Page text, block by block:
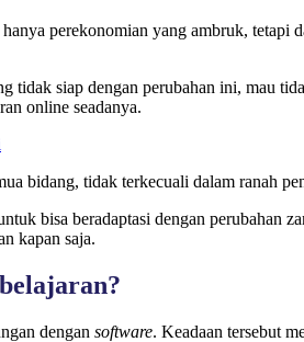
perekonomian yang ambruk, tetapi
siap dengan perubahan ini, mau
online seadanya.
bidang, tidak terkecuali dalam ranah
bisa beradaptasi dengan perubahan
kapan saja.
dengan software. Keadaan tersebut